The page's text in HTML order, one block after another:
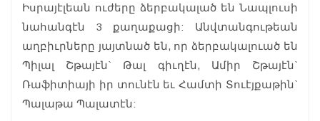
Իսրայէլեան ուժերը ձերբակալած են Նապլուսի
նահանգէն 3 քաղաքացի: Անվտանգութեան
աղբիւրները յայտնած են, որ ձերբակալուած են
Պիլալ Շթայէն` Թալ գիւղէն, Ամիր Շթայէն`
Ռաֆիտիայի իր տունէն եւ Համտի Տուէյքաթին`
Պալաթա Պալատէն: